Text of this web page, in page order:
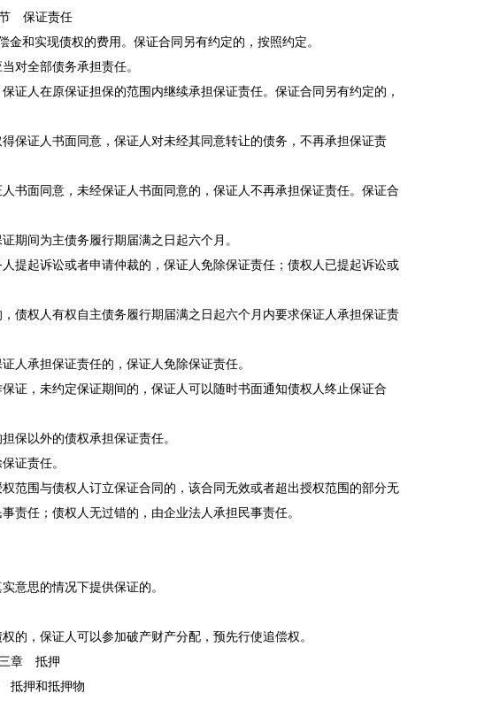
保证责任
和实现债权的费用。保证合同另有约定的，按照约定。
对全部债务承担责任。
证人在原保证担保的范围内继续承担保证责任。保证合同另有约定的，
保证人书面同意，保证人对未经其同意转让的债务，不再承担保证责
书面同意，未经保证人书面同意的，保证人不再承担保证责任。保证合
期间为主债务履行期届满之日起六个月。
起诉讼或者申请仲裁的，保证人免除保证责任；债权人已提起诉讼或
债权人有权自主债务履行期届满之日起六个月内要求保证人承担保证责
承担保证责任的，保证人免除保证责任。
证，未约定保证期间的，保证人可以随时书面通知债权人终止保证合
保以外的债权承担保证责任。
证责任。
范围与债权人订立保证合同的，该合同无效或者超出授权范围的部分无
责任；债权人无过错的，由企业法人承担民事责任。
思的情况下提供保证的。
，保证人可以参加破产财产分配，预先行使追偿权。
章 抵押
押和抵押物